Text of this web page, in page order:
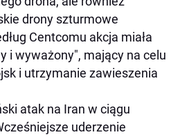
drony szturmowe
Centcomu akcja miała
i wyważony", mający na celu
i utrzymanie zawieszenia
atak na Iran w ciągu
uderzenie